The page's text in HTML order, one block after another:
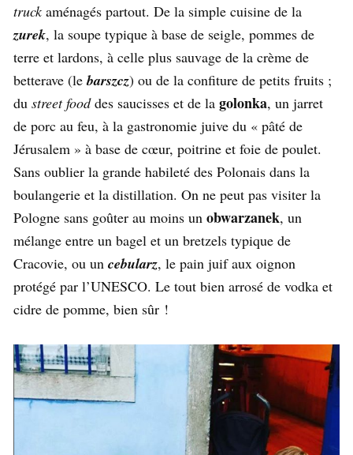
truck aménagés partout. De la simple cuisine de la
zurek, la soupe typique à base de seigle, pommes de
terre et lardons, à celle plus sauvage de la crème de
betterave (lebarszcz) ou de la confiture de petits fruits ;
du street fooddes saucisses et de la golonka, un jarret
de porc au feu, à la gastronomie juive du « pâté de
Jérusalem » à base de cœur, poitrine et foie de poulet.
Sans oublier la grande habileté des Polonais dans la
boulangerie et la distillation. On ne peut pas visiter la
Pologne sans goûter au moins un obwarzanek, un
mélange entre un bagel et un bretzels typique de
Cracovie, ou un cebularz, le pain juif aux oignon
protégé par l’UNESCO. Le tout bien arrosé de vodka et
cidre de pomme, bien sûr !